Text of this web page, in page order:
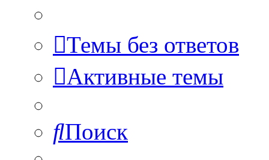
Темы без ответов
Активные темы
Поиск